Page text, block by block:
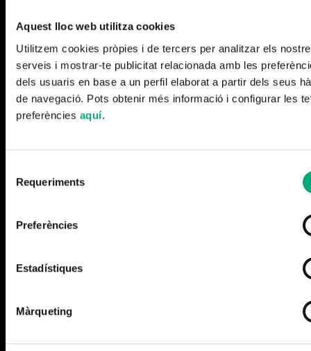
Aquest lloc web utilitza cookies
Utilitzem cookies pròpies i de tercers per analitzar els
serveis i mostrar-te publicitat relacionada amb les
dels usuaris en base a un perfil elaborat a partir dels seus
de navegació. Pots obtenir més informació i configurar les
preferències aquí.
Requeriments
Preferències
Estadístiques
Màrqueting
PACO ESCRIBANO / Productor executiu: DAVID FELANI /
Directora de producció: MIREIA GAITAN i LUCIA SANCES
/ Cap de producció: SÍLVIA RODRÍGUEZ-ARIAS / Ajudant
de producció: PAULA TORRAMILANS QUINTANA /
Guionista: FÈLIX COLOMER i VALLÈS / Redactor: VICTOR
so 5.1.: JORDI CIRBIAN / Compositor musical: JOAQUIM
JULIA CASTELLVÍ